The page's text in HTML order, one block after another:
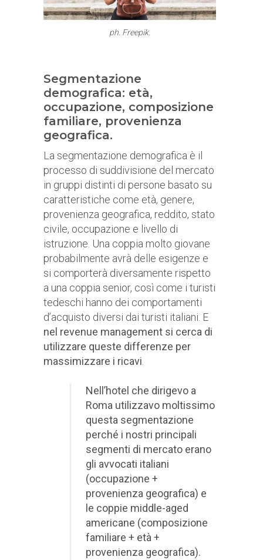
ph. Freepik.
Segmentazione
demografica: età,
occupazione, composizione
familiare, provenienza
geografica.
La segmentazione demografica è il
processo di suddivisione del mercato
in gruppi distinti di persone basato su
caratteristiche come età, genere,
provenienza geografica, reddito, stato
civile, occupazione e livello di
istruzione. Una coppia molto giovane
probabilmente avrà delle esigenze e
si comporterà diversamente rispetto
a una coppia senior, così come i turisti
tedeschi hanno dei comportamenti
d’acquisto diversi dai turisti italiani. E
nel revenue management si cerca di
utilizzare queste differenze per
massimizzare i ricavi.
Nell’hotel che dirigevo a
Roma utilizzavo moltissimo
questa segmentazione
perché i nostri principali
segmenti di mercato erano
gli avvocati italiani
(occupazione +
provenienza geografica) e
le coppie middle-aged
americane (composizione
familiare + età +
provenienza geografica).